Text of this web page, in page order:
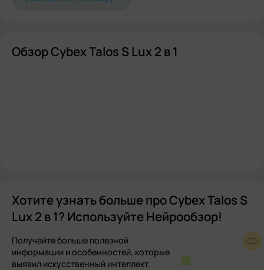
Обзор Cybex Talos S Lux 2 в 1
Хотите узнать больше про Cybex Talos S
Lux 2 в 1? Используйте Нейрообзор!
Получайте больше полезной
информации и особенностей, которые
выявил искусственный интеллект.